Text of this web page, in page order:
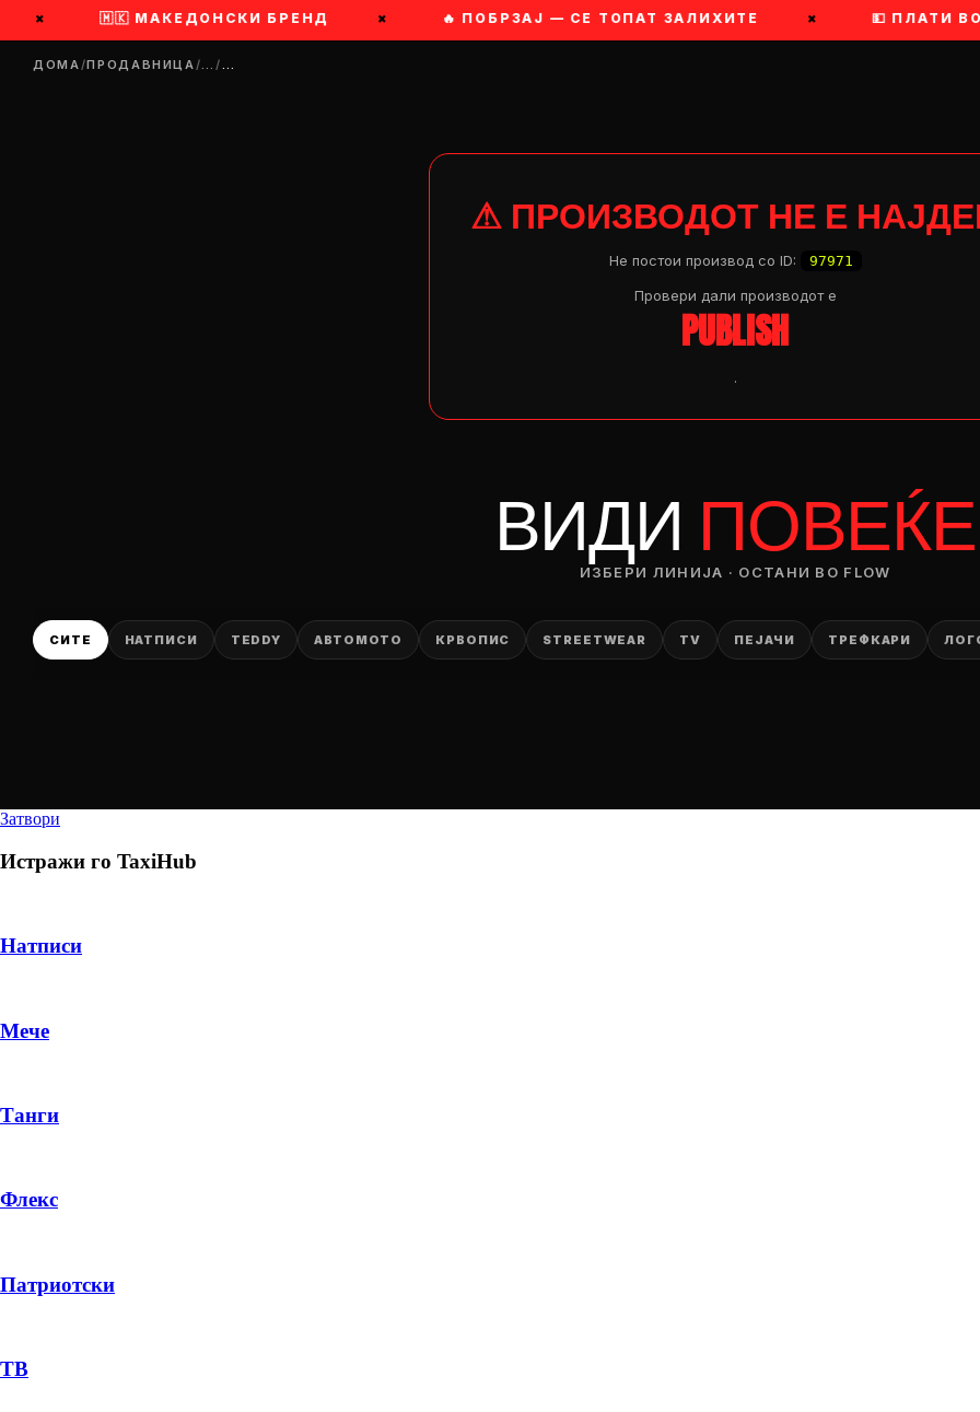
🇲🇰 МАКЕДОНСКИ БРЕНД 🔥 ПОБРЗАЈ — СЕ ТОПАТ ЗАЛИХИТЕ 💵 ПЛАТИ
ДОМА/ПРОДАВНИЦА/…/…
⚠ ПРОИЗВОДОТ НЕ Е
Не постои производ со ID: 97971
Провери дали производот e
PUBLISH
.
ВИДИ ПОВЕЌЕ
ИЗБЕРИ ЛИНИЈА · ОСТАНИ ВО FLOW
СИТЕ НАТПИСИ TEDDY АВТОМОТО КРВОПИС STREETWEAR TV ПЕЈАЧИ ТРЕФКАРИ
Затвори
Истражи го TaxiHub
Натписи
Мече
Танги
Флекс
Патриотски
ТВ